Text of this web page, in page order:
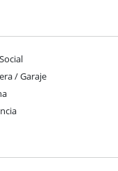
/ Garaje